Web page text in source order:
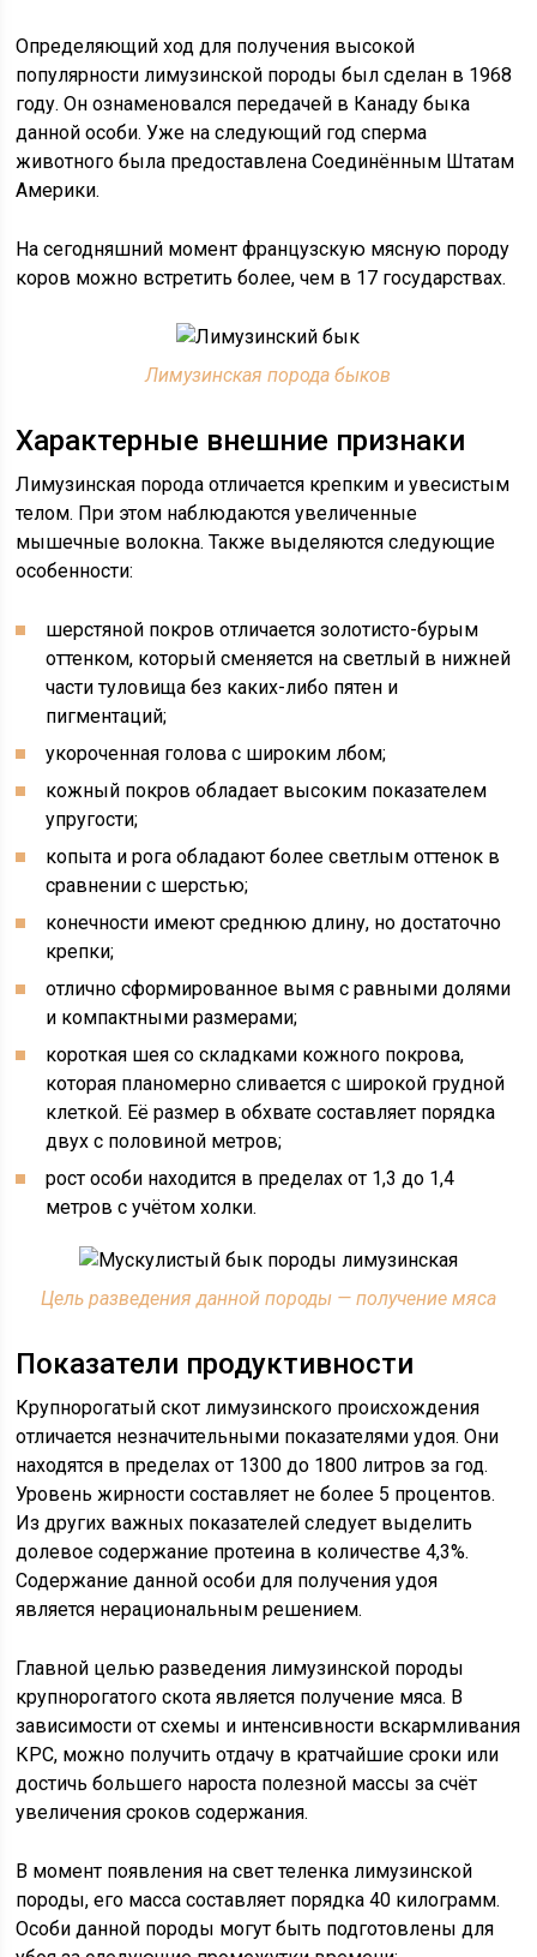
Определяющий ход для получения высокой
популярности лимузинской породы был сделан в 1968
году. Он ознаменовался передачей в Канаду быка
данной особи. Уже на следующий год сперма
животного была предоставлена Соединённым Штатам
Америки.
На сегодняшний момент французскую мясную породу
коров можно встретить более, чем в 17 государствах.
Лимузинская порода быков
Характерные внешние признаки
Лимузинская порода отличается крепким и увесистым
телом. При этом наблюдаются увеличенные
мышечные волокна. Также выделяются следующие
особенности:
шерстяной покров отличается золотисто-бурым
оттенком, который сменяется на светлый в нижней
части туловища без каких-либо пятен и
пигментаций;
укороченная голова с широким лбом;
кожный покров обладает высоким показателем
упругости;
копыта и рога обладают более светлым оттенок в
сравнении с шерстью;
конечности имеют среднюю длину, но достаточно
крепки;
отлично сформированное вымя с равными долями
и компактными размерами;
короткая шея со складками кожного покрова,
которая планомерно сливается с широкой грудной
клеткой. Её размер в обхвате составляет порядка
двух с половиной метров;
рост особи находится в пределах от 1,3 до 1,4
метров с учётом холки.
Цель разведения данной породы — получение мяса
Показатели продуктивности
Крупнорогатый скот лимузинского происхождения
отличается незначительными показателями удоя. Они
находятся в пределах от 1300 до 1800 литров за год.
Уровень жирности составляет не более 5 процентов.
Из других важных показателей следует выделить
долевое содержание протеина в количестве 4,3%.
Содержание данной особи для получения удоя
является нерациональным решением.
Главной целью разведения лимузинской породы
крупнорогатого скота является получение мяса. В
зависимости от схемы и интенсивности вскармливания
КРС, можно получить отдачу в кратчайшие сроки или
достичь большего нароста полезной массы за счёт
увеличения сроков содержания.
В момент появления на свет теленка лимузинской
породы, его масса составляет порядка 40 килограмм.
Особи данной породы могут быть подготовлены для